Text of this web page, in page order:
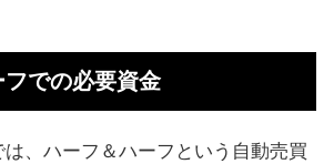
での必要資金
、ハーフ＆ハーフという自動売買